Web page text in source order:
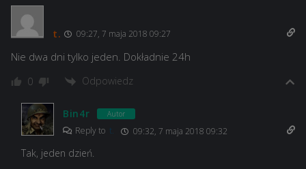
t. 09:27, 7 maja 2018 09:27
Nie dwa dni tylko jeden. Dokładnie 24h
0 Odpowiedz
Bin4r Autor
Reply to t. 09:32, 7 maja 2018 09:32
Tak, jeden dzień.